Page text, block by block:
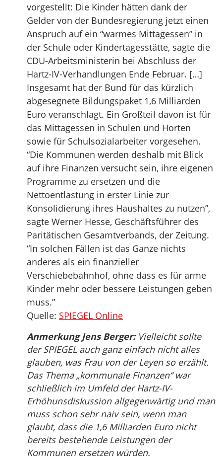
vorgestellt: Die Kinder hätten dank der
Gelder von der Bundesregierung jetzt einen
Anspruch auf ein “warmes Mittagessen” in
der Schule oder Kindertagesstätte, sagte die
CDU-Arbeitsministerin bei Abschluss der
Hartz-IV-Verhandlungen Ende Februar. […]
Insgesamt hat der Bund für das kürzlich
abgesegnete Bildungspaket 1,6 Milliarden
Euro veranschlagt. Ein Großteil davon ist für
das Mittagessen in Schulen und Horten
sowie für Schulsozialarbeiter vorgesehen.
“Die Kommunen werden deshalb mit Blick
auf ihre Finanzen versucht sein, ihre eigenen
Programme zu ersetzen und die
Nettoentlastung in erster Linie zur
Konsolidierung ihres Haushaltes zu nutzen”,
sagte Werner Hesse, Geschäftsführer des
Paritätischen Gesamtverbands, der Zeitung.
“In solchen Fällen ist das Ganze nichts
anderes als ein finanzieller
Verschiebebahnhof, ohne dass es für arme
Kinder mehr oder bessere Leistungen geben
muss.”
Quelle: SPIEGEL Online
Anmerkung Jens Berger:Vielleicht sollte
der SPIEGEL auch ganz einfach nicht alles
glauben, was Frau von der Leyen so erzählt.
Das Thema „kommunale Finanzen“ war
schließlich im Umfeld der Hartz-IV-
Erhöhunsdiskussion allgegenwärtig und man
muss schon sehr naiv sein, wenn man
glaubt, dass die 1,6 Milliarden Euro nicht
bereits bestehende Leistungen der
Kommunen ersetzen würden.